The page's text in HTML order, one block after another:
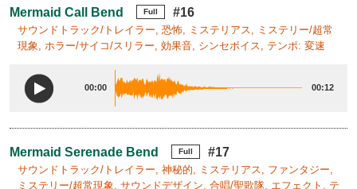
Mermaid Call Bend Full #16
サウンドトラック/トレイラー, 恐怖, ミステリアス, ミステリー/超常
現象, ホラー/サイコ/スリラー, 効果音, シンセボイス, テンポ: 変速
00:00 00:12
Mermaid Serenade Bend Full #17
サウンドトラック/トレイラー, 神秘的, ミステリアス, ファンタジー,
ミステリー/超常現象, サウンドデザイン, 合唱/聖歌隊, エフェクト, テ